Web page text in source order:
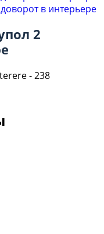
2
- 238